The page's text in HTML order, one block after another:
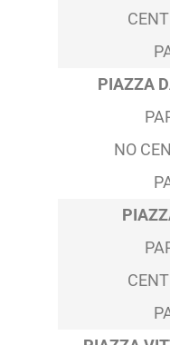
PIAZZA
NO